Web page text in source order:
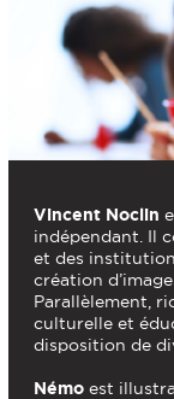
Vincent Noclin
indépendant. Il
et des
création
Parallèlement,
culturelle et
disposition de
Némo est